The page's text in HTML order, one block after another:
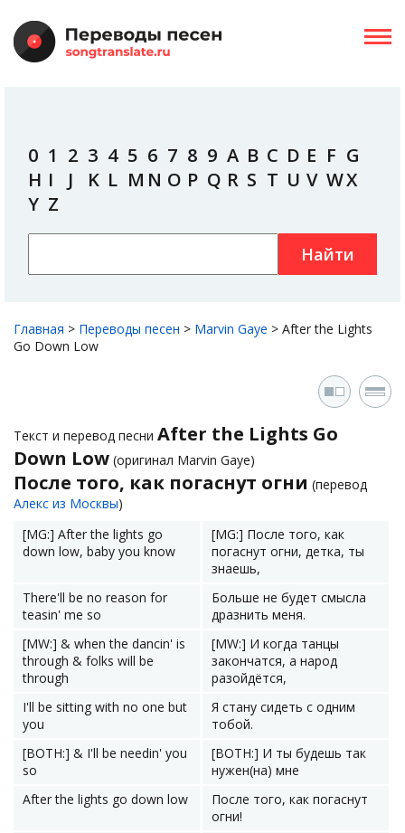
0 1 2 3 4 5 6 7 8 9 A B C D E F G
H I J K L M N O P Q R S T U V WX
Y Z
Найти
Главная > Переводы песен > Marvin Gaye > After the Lights
Go Down Low
Текст и перевод песни After the Lights Go
Down Low (оригинал Marvin Gaye)
После того, как погаснут огни (перевод
Алекс из Москвы)
[MG:] After the lights go
down low, baby you know
[MG:] После того, как
погаснут огни, детка, ты
знаешь,
There'll be no reason for
teasin' me so
Больше не будет смысла
дразнить меня.
[MW:] & when the dancin' is
through & folks will be
through
[MW:] И когда танцы
закончатся, а народ
разойдётся,
I'll be sitting with no one but
you
Я стану сидеть с одним
тобой.
[BOTH:] & I'll be needin' you
so
[BOTH:] И ты будешь так
нужен(на) мне
After the lights go down low
После того, как погаснут
огни!